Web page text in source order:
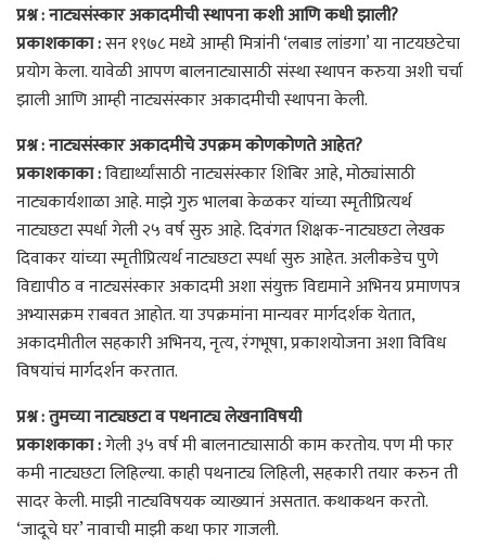
प्रश्न : नाट्यसंस्कार अकादमीची स्थापना कशी आणि कधी झाली?
प्रकाशकाका :सन १९७८ मध्ये आम्ही मित्रांनी ‘लबाड लांडगा’ या नाटयछटेचा
प्रयोग केला. यावेळी आपण बालनाट्यासाठी संस्था स्थापन करुया अशी चर्चा
झाली आणि आम्ही नाट्यसंस्कार अकादमीची स्थापना केली.
प्रश्न : नाट्यसंस्कार अकादमीचे उपक्रम कोणकोणते आहेत?
प्रकाशकाका :विद्यार्थ्यांसाठी नाट्यसंस्कार शिबिर आहे, मोठ्यांसाठी
नाट्यकार्यशाळा आहे. माझे गुरु भालबा केळकर यांच्या स्मृतीप्रित्यर्थ
नाट्यछटा स्पर्धा गेली २५ वर्ष सुरु आहे. दिवंगत शिक्षक-नाट्यछटा लेखक
दिवाकर यांच्या स्मृतीप्रित्यर्थ नाट्यछटा स्पर्धा सुरु आहेत. अलीकडेच पुणे
विद्यापीठ व नाट्यसंस्कार अकादमी अशा संयुक्त विद्यमाने अभिनय प्रमाणपत्र
अभ्यासक्रम राबवत आहोत. या उपक्रमांना मान्यवर मार्गदर्शक येतात,
अकादमीतील सहकारी अभिनय, नृत्य, रंगभूषा, प्रकाशयोजना अशा विविध
विषयांचं मार्गदर्शन करतात.
प्रश्न : तुमच्या नाट्यछटा व पथनाट्य लेखनाविषयी
प्रकाशकाका :गेली ३५ वर्ष मी बालनाट्यासाठी काम करतोय. पण मी फार
कमी नाट्यछटा लिहिल्या. काही पथनाट्य लिहिली, सहकारी तयार करुन ती
सादर केली. माझी नाट्यविषयक व्याख्यानं असतात. कथाकथन करतो.
‘जादूचे घर’ नावाची माझी कथा फार गाजली.